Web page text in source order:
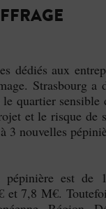
dédiés aux
Strasbourg a
quartier
et le risque de
3 nouvelles
pépinière est
et 7,8 M€.